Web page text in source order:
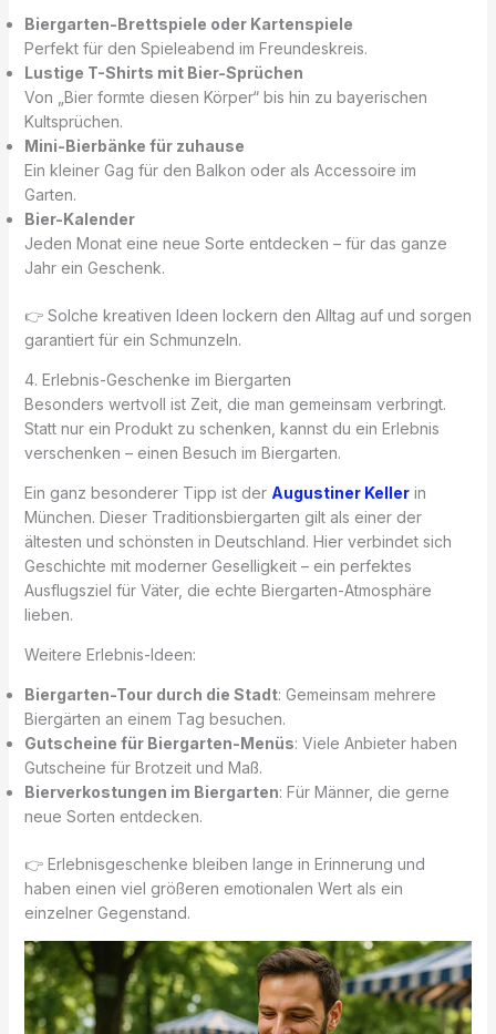
Biergarten-Brettspiele oder Kartenspiele
Perfekt für den Spieleabend im Freundeskreis.
Lustige T-Shirts mit Bier-Sprüchen
Von „Bier formte diesen Körper“ bis hin zu bayerischen
Kultsprüchen.
Mini-Bierbänke für zuhause
Ein kleiner Gag für den Balkon oder als Accessoire im
Garten.
Bier-Kalender
Jeden Monat eine neue Sorte entdecken – für das ganze
Jahr ein Geschenk.
👉 Solche kreativen Ideen lockern den Alltag auf und sorgen
garantiert für ein Schmunzeln.
4. Erlebnis-Geschenke im Biergarten
Besonders wertvoll ist Zeit, die man gemeinsam verbringt.
Statt nur ein Produkt zu schenken, kannst du ein Erlebnis
verschenken – einen Besuch im Biergarten.
Ein ganz besonderer Tipp ist der Augustiner Kellerin
München. Dieser Traditionsbiergarten gilt als einer der
ältesten und schönsten in Deutschland. Hier verbindet sich
Geschichte mit moderner Geselligkeit – ein perfektes
Ausflugsziel für Väter, die echte Biergarten-Atmosphäre
lieben.
Weitere Erlebnis-Ideen:
Biergarten-Tour durch die Stadt: Gemeinsam mehrere
Biergärten an einem Tag besuchen.
Gutscheine für Biergarten-Menüs: Viele Anbieter haben
Gutscheine für Brotzeit und Maß.
Bierverkostungen im Biergarten: Für Männer, die gerne
neue Sorten entdecken.
👉 Erlebnisgeschenke bleiben lange in Erinnerung und
haben einen viel größeren emotionalen Wert als ein
einzelner Gegenstand.